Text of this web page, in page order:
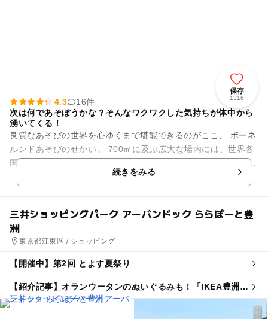
保存
1316
4.3
16件
次は何であそぼうかな？そんなワクワクした気持ちが体中から
湧いてくる！
良質なあそびの世界を心ゆくまで堪能できるのがここ、 ボーネ
ルンドあそびのせかい。 700㎡に及ぶ広大な場内には、世界各
国から集められた 良質なあそび道具が所狭しと並べられていま
続きをみる
三井ショッピングパーク アーバンドック ららぽーと豊
洲
東京都江東区 / ショッピング
【開催中】第2回 とよす夏祭り
【紹介記事】オランウータンのぬいぐるみも！「IKEA豊洲」
が9月3日、豊洲駅直結に新オープン